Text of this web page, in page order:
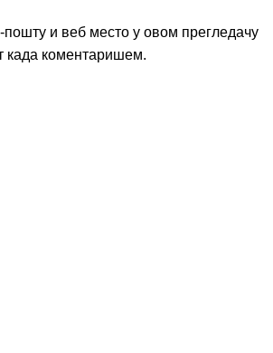
пошту и веб место у овом прегледачу
када коментаришем.